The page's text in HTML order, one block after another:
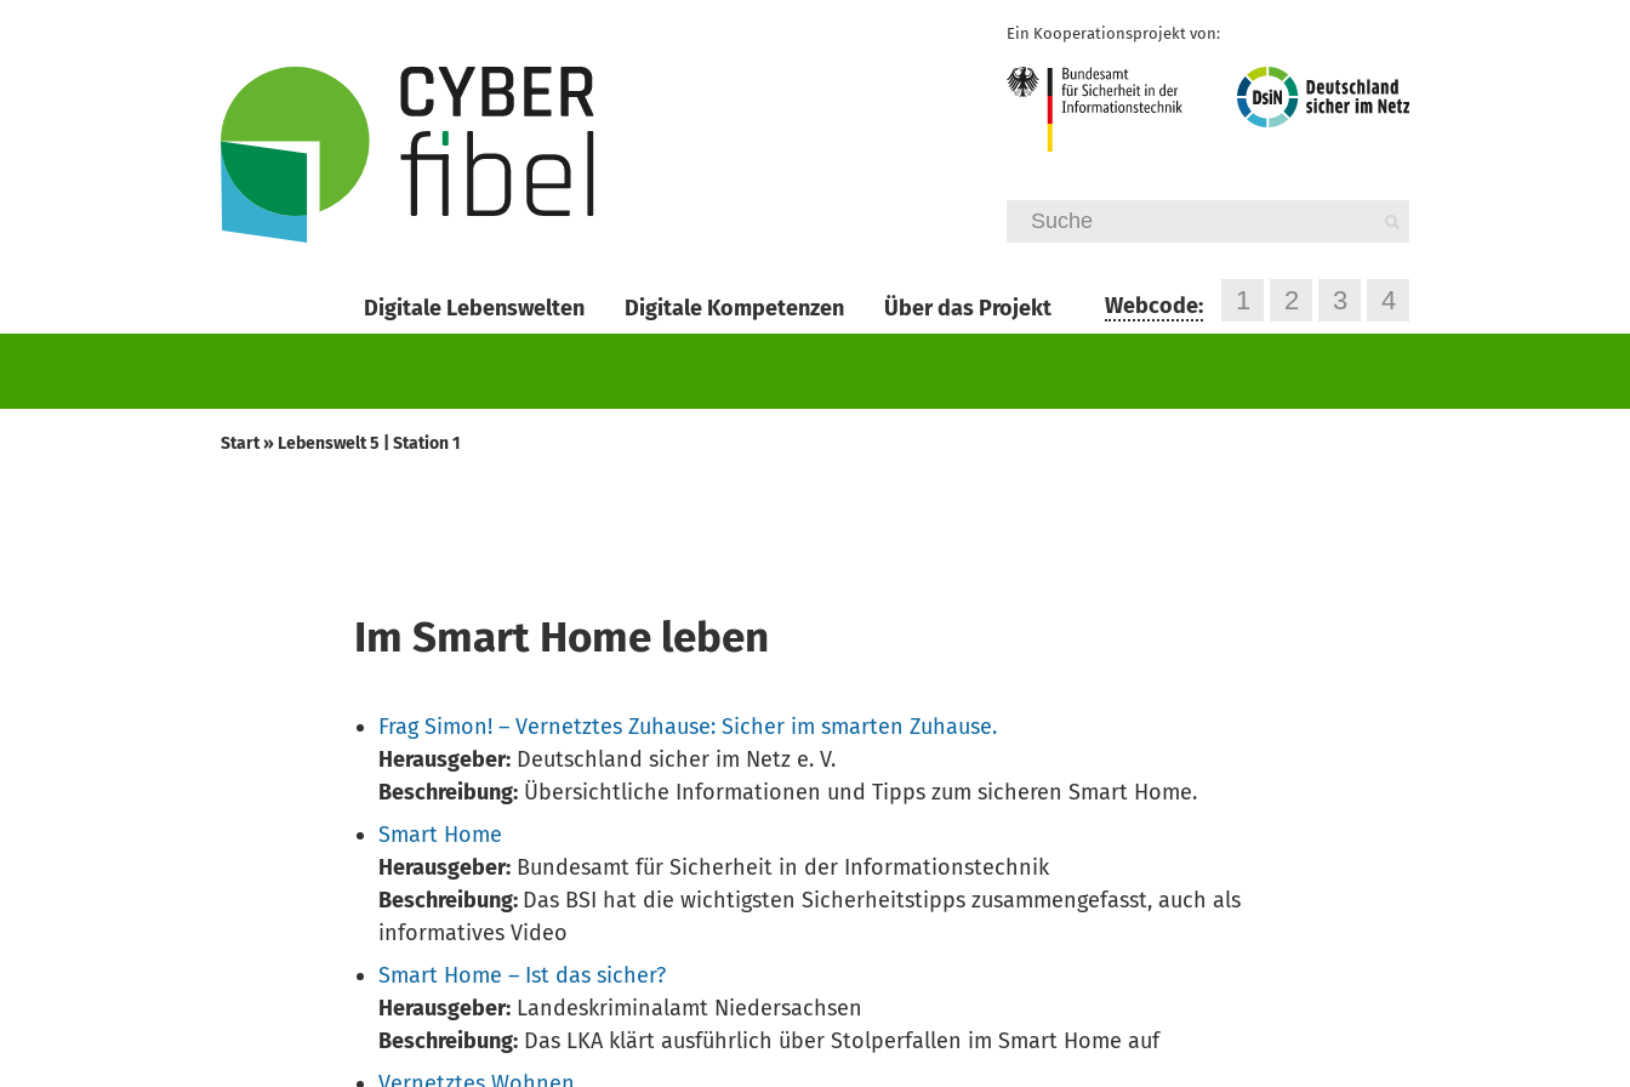
Ein Kooperationsprojekt von:
Digitale Lebenswelten Digitale Kompetenzen Über das Projekt Webcode:
Lebenswelt 5 | Station 1
Start» Lebenswelt 5 | Station 1
Im Smart Home leben
Frag Simon! – Vernetztes Zuhause: Sicher im smarten Zuhause.
Herausgeber: Deutschland sicher im Netz e. V.
Beschreibung: Übersichtliche Informationen und Tipps zum sicheren Smart Home.
Smart Home
Herausgeber: Bundesamt für Sicherheit in der Informationstechnik
Beschreibung: Das BSI hat die wichtigsten Sicherheitstipps zusammengefasst, auch als
informatives Video
Smart Home – Ist das sicher?
Herausgeber: Landeskriminalamt Niedersachsen
Beschreibung: Das LKA klärt ausführlich über Stolperfallen im Smart Home auf